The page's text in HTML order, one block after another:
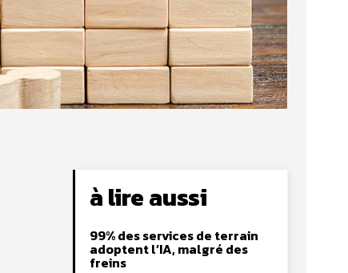
à lire aussi
99% des services de terrain
adoptent l’IA, malgré des
freins